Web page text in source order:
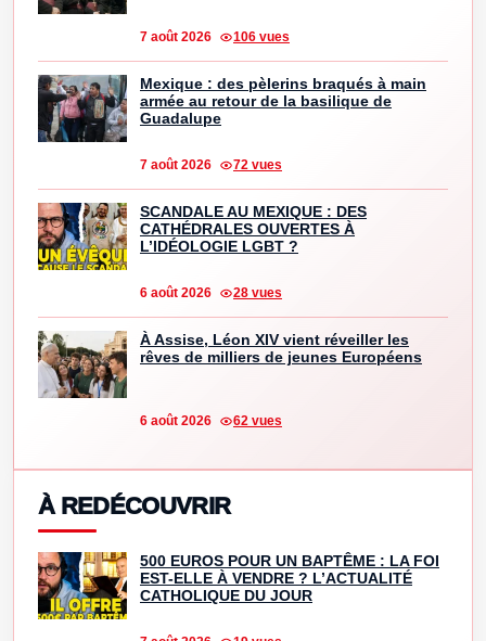
7 août 2026 106 vues
Mexique : des pèlerins braqués à main
armée au retour de la basilique de
Guadalupe
7 août 2026 72 vues
SCANDALE AU MEXIQUE : DES
CATHÉDRALES OUVERTES À
L’IDÉOLOGIE LGBT ?
6 août 2026 28 vues
À Assise, Léon XIV vient réveiller les
rêves de milliers de jeunes Européens
6 août 2026 62 vues
À REDÉCOUVRIR
500 EUROS POUR UN BAPTÊME : LA FOI
EST-ELLE À VENDRE ? L’ACTUALITÉ
CATHOLIQUE DU JOUR